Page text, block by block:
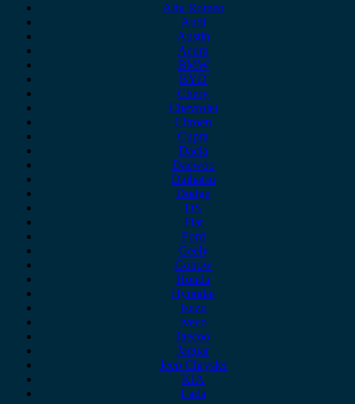
Alfa Romeo
Audi
Austin
Acura
BMW
BYD
Chery
Chevrolet
Citroen
Cupra
Dacia
Daewoo
Daihatsu
Dodge
DS
Fiat
Ford
Geely
Gonow
Honda
Hyundai
Isuzu
iveco
Jaecoo
Jaguar
Jeep Chrysler
KIA
Lada